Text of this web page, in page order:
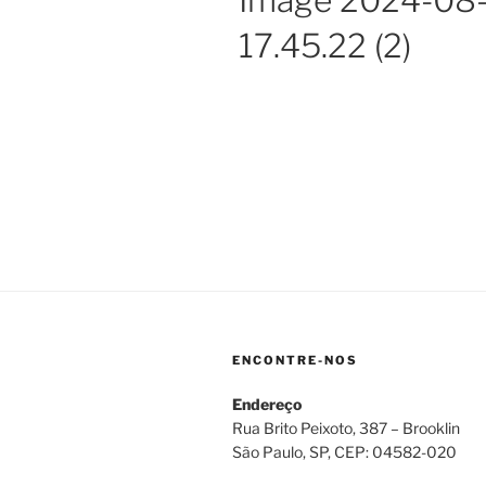
17.45.22 (2)
ENCONTRE-NOS
Endereço
Rua Brito Peixoto, 387 – Brooklin
São Paulo, SP, CEP: 04582-020